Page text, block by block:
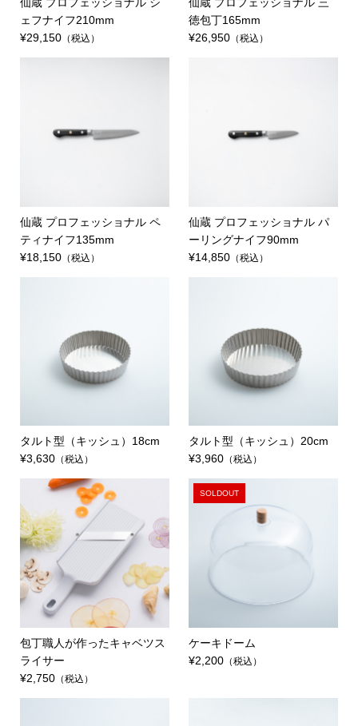
ェフナイフ210mm
¥29,150（税込）
徳包丁165mm
¥26,950 （税込）
仙蔵 プロフェッショナル ペ
ティナイフ135mm
¥18,150（税込）
仙蔵 プロフェッショナル パ
ーリングナイフ90mm
¥14,850 （税込）
タルト型（キッシュ）18cm
¥3,630（税込）
タルト型（キッシュ）20cm
¥3,960 （税込）
包丁職人が作ったキャベツス
ライサー
¥2,750（税込）
SOLDOUT
ケーキドーム
¥2,200 （税込）